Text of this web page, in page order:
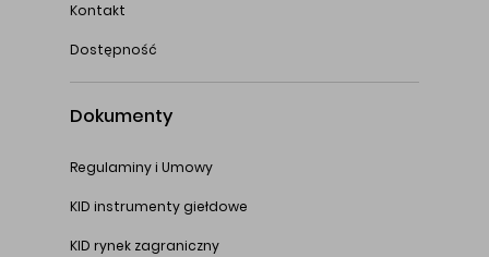
Kontakt
Dostępność
Dokumenty
Regulaminy i Umowy
KID instrumenty giełdowe
KID rynek zagraniczny